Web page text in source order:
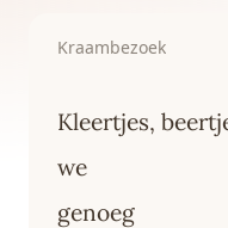
Kraambezoek
Kleertjes,
we
genoeg